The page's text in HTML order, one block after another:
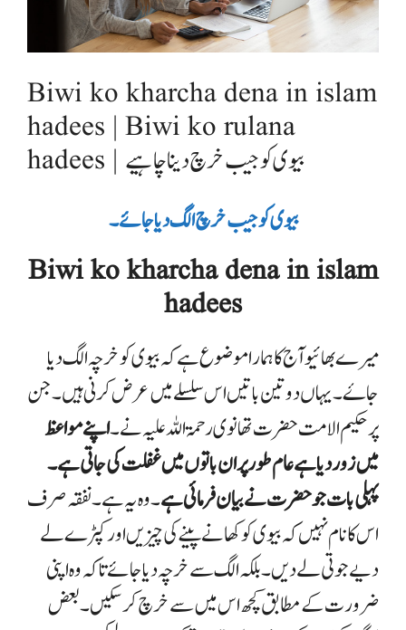
Biwi ko kharcha dena in islam
hadees | Biwi ko rulana
hadees | بیوی کو جیب خرچ دینا چاہیے
بیوی کو جیب خرچ الگ دیا جائے ۔
Biwi ko kharcha dena in islam
hadees
میرے بھائیو آج کا ہمارا موضوع ہے کہ بیوی کو خرچہ الگ دیا
جاۓ ۔ یہاں دو تین باتیں اس سلسلے میں عرض کرنی ہیں ۔ جن
پر حکیم الامت حضرت تھانوی رحمۃ اللہ علیہ نے ۔اپنے مواعظ
میں زور دیا ہے عام طور پر ان باتوں میں غفلت کی جاتی ہے ۔
پہلی بات جو حضرت نے بیان فرمائی ہے۔ وہ یہ ہے ۔ نفقہ صرف
اس کا نام نہیں کہ بیوی کو کھانے پینے کی چیزیں اور کپڑے لے
دیے جوتی لے دیں ۔ بلکہ الگ سے خرچہ دیا جائے تاکہ وہ اپنی
ضرورت کے مطابق کچھ اس میں سے خرچ کر سکیں ۔ بعض